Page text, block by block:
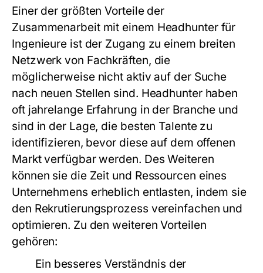
Einer der größten Vorteile der
Zusammenarbeit mit einem Headhunter für
Ingenieure ist der Zugang zu einem breiten
Netzwerk von Fachkräften, die
möglicherweise nicht aktiv auf der Suche
nach neuen Stellen sind. Headhunter haben
oft jahrelange Erfahrung in der Branche und
sind in der Lage, die besten Talente zu
identifizieren, bevor diese auf dem offenen
Markt verfügbar werden. Des Weiteren
können sie die Zeit und Ressourcen eines
Unternehmens erheblich entlasten, indem sie
den Rekrutierungsprozess vereinfachen und
optimieren. Zu den weiteren Vorteilen
gehören:
Ein besseres Verständnis der